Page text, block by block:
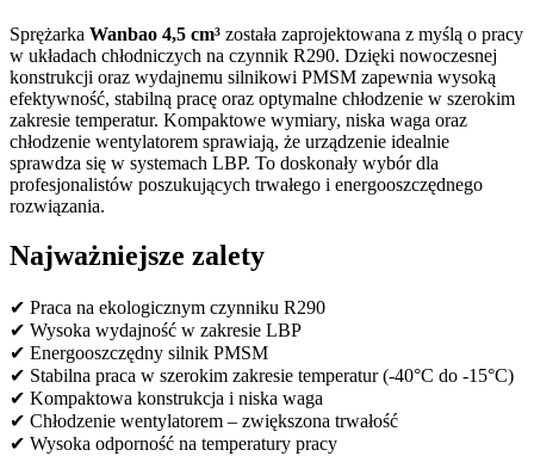
Sprężarka Wanbao 4,5 cm³ została zaprojektowana z myślą o pracy
w układach chłodniczych na czynnik R290. Dzięki nowoczesnej
konstrukcji oraz wydajnemu silnikowi PMSM zapewnia wysoką
efektywność, stabilną pracę oraz optymalne chłodzenie w szerokim
zakresie temperatur. Kompaktowe wymiary, niska waga oraz
chłodzenie wentylatorem sprawiają, że urządzenie idealnie
sprawdza się w systemach LBP. To doskonały wybór dla
profesjonalistów poszukujących trwałego i energooszczędnego
rozwiązania.
Najważniejsze zalety
✔ Praca na ekologicznym czynniku R290
✔ Wysoka wydajność w zakresie LBP
✔ Energooszczędny silnik PMSM
✔ Stabilna praca w szerokim zakresie temperatur (-40°C do -15°C)
✔ Kompaktowa konstrukcja i niska waga
✔ Chłodzenie wentylatorem – zwiększona trwałość
✔ Wysoka odporność na temperatury pracy